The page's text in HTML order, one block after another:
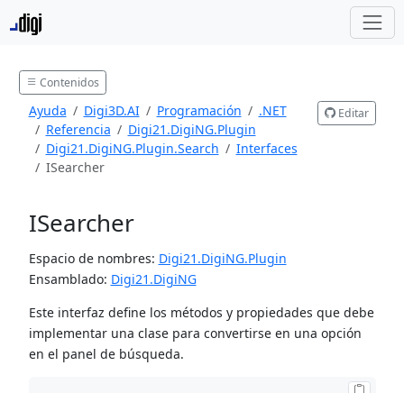
Contenidos
Ayuda Digi3D.AI Programación
.NET
Referencia
Digi21.DigiNG.Plugin
Digi21.DigiNG.Plugin.Search
Interfaces
ISearcher
Editar
ISearcher
Espacio de nombres: Digi21.DigiNG.Plugin
Ensamblado: Digi21.DigiNG
Este interfaz define los métodos y propiedades que debe
implementar una clase para convertirse en una opción
en el panel de búsqueda.